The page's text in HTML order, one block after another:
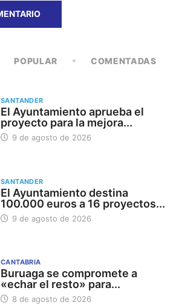
POPULAR COMENTADAS
SANTANDER
El Ayuntamiento aprueba el
proyecto para la mejora...
9 de agosto de 2026
SANTANDER
El Ayuntamiento destina
100.000 euros a 16 proyectos...
9 de agosto de 2026
CANTABRIA
Buruaga se compromete a
«echar el resto» para...
8 de agosto de 2026